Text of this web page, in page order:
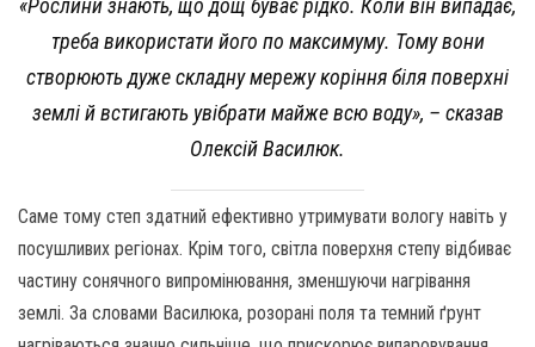
«Рослини знають, що дощ буває рідко. Коли він випадає,
треба використати його по максимуму. Тому вони
створюють дуже складну мережу коріння біля поверхні
землі й встигають увібрати майже всю воду», – сказав
Олексій Василюк.
Саме тому степ здатний ефективно утримувати вологу навіть у
посушливих регіонах. Крім того, світла поверхня степу відбиває
частину сонячного випромінювання, зменшуючи нагрівання
землі. За словами Василюка, розорані поля та темний ґрунт